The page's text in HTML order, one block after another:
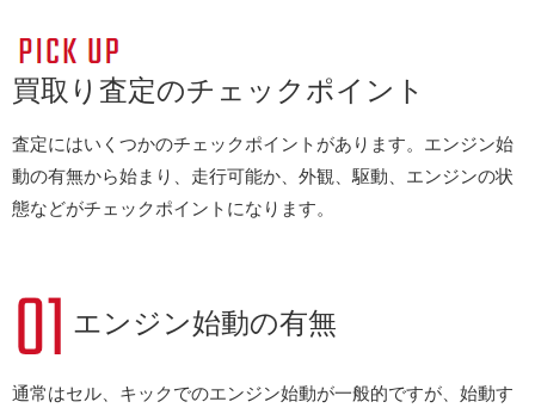
買取り査定のチェックポイント
査定にはいくつかのチェックポイントがあります。エンジン始
動の有無から始まり、走行可能か、外観、駆動、エンジンの状
態などがチェックポイントになります。
エンジン始動の有無
通常はセル、キックでのエンジン始動が一般的ですが、始動す